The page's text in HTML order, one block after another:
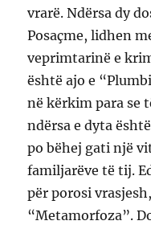
vrarë. Ndërsa dy
Posaçme, lidhen
veprimtarinë e
është ajo e
në kërkim para se
ndërsa e dyta
po bëhej gati një
familjarëve të tij.
për porosi
“Metamorfoza”.